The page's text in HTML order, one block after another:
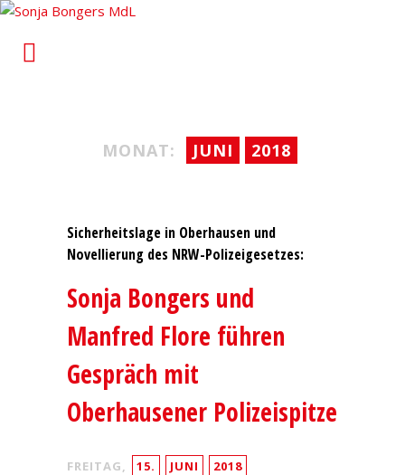
Sonja Bongers MdL
MONAT: JUNI 2018
Sicherheitslage in Oberhausen und
Novellierung des NRW-Polizeigesetzes:
Sonja Bongers und
Manfred Flore führen
Gespräch mit
Oberhausener Polizeispitze
FREITAG, 15. JUNI 2018